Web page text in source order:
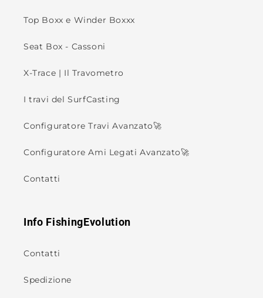
Top Boxx e Winder Boxxx
Seat Box - Cassoni
X-Trace | Il Travometro
I travi del SurfCasting
Configuratore Travi Avanzato🚀
Configuratore Ami Legati Avanzato🚀
Contatti
Info FishingEvolution
Contatti
Spedizione